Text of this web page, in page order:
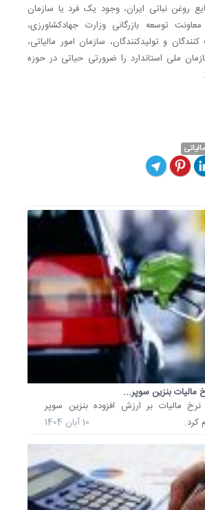
روغن نباتی ایران، وجود یک فرد یا سازمان
توسعه بازرگانی وزارت جهادکشاورزی،
و تولیدکنندگان، سازمان امور مالیاتی،
ملی استاندارد را ضرورتی حیاتی در حوزه
مالیات بنزین سوپر...
نرخ مالیات بر ارزش افزوده بنزین سوپر
کرد.
10 آبان 1404